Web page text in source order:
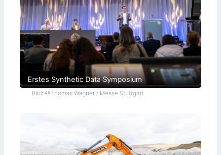
Erstes Synthetic Data Symposium
Bild: ©Thomas Wagner / Messe Stuttgart